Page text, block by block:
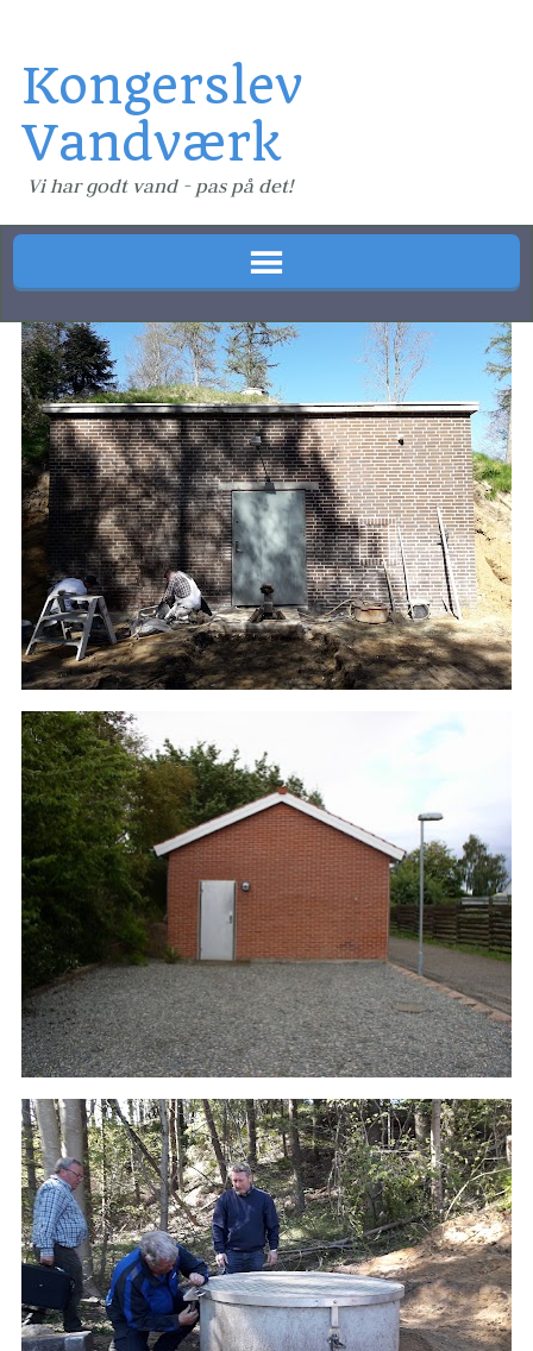
Kongerslev
Vandværk
Vi har godt vand - pas på det!